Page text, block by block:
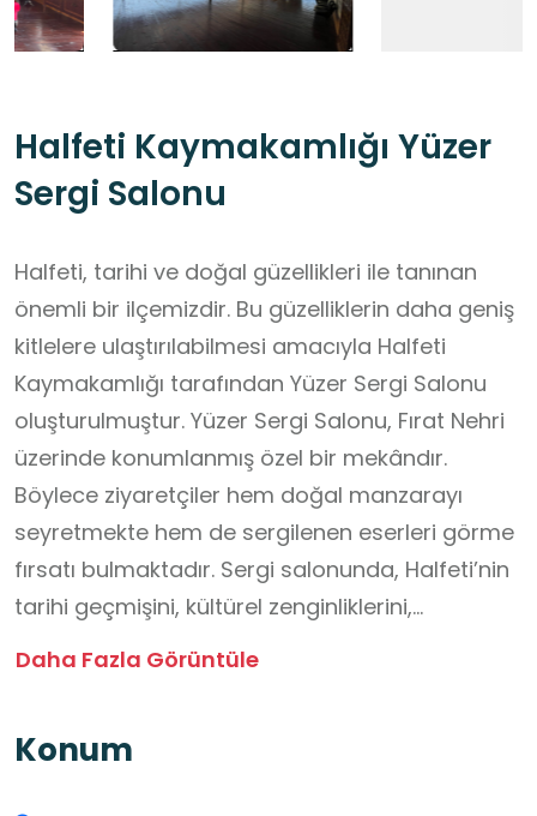
Halfeti Kaymakamlığı Yüzer
Sergi Salonu
Halfeti, tarihi ve doğal güzellikleri ile tanınan
önemli bir ilçemizdir. Bu güzelliklerin daha geniş
kitlelere ulaştırılabilmesi amacıyla Halfeti
Kaymakamlığı tarafından Yüzer Sergi Salonu
oluşturulmuştur. Yüzer Sergi Salonu, Fırat Nehri
üzerinde konumlanmış özel bir mekândır.
Böylece ziyaretçiler hem doğal manzarayı
seyretmekte hem de sergilenen eserleri görme
fırsatı bulmaktadır. Sergi salonunda, Halfeti’nin
tarihi geçmişini, kültürel zenginliklerini,
geleneksel el sanatlarını ve doğal güzelliklerini
açısından da önemli bir işlev üstlenmektedir.
Daha Fazla Görüntüle
Konum